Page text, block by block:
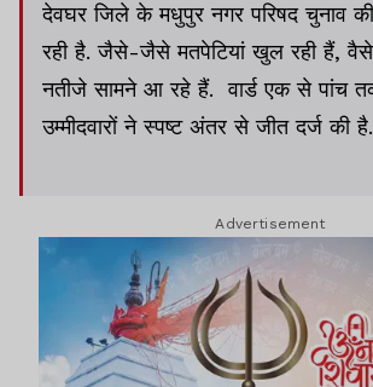
देवघर जिले के मधुपुर नगर परिषद चुनाव
रही है. जैसे-जैसे मतपेटियां खुल रही हैं,
नतीजे सामने आ रहे हैं. वार्ड एक से पांच
उम्मीदवारों ने स्पष्ट अंतर से जीत दर्ज की है.
Advertisement